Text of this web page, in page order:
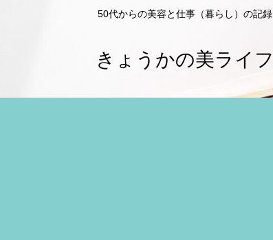
50代からの美容と仕事（暮らし）の記録
きょうかの美ライフ